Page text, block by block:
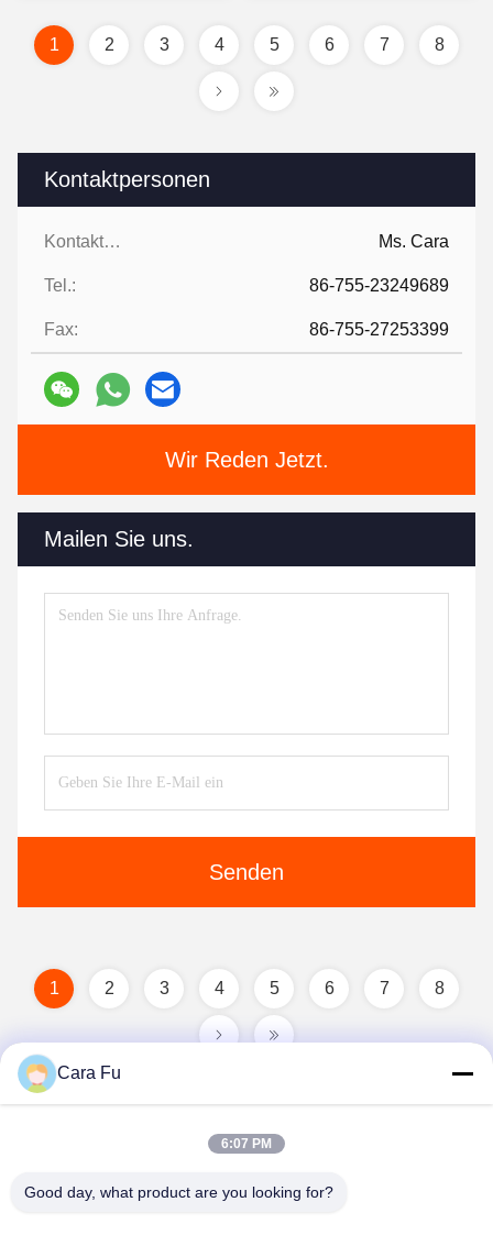
Kontaktpersonen
Kontaktpersonen: Ms. Cara
Tel.: 86-755-23249689
Fax: 86-755-27253399
Wir Reden Jetzt.
Mailen Sie uns.
Senden
Farben Gleichmäßig
1 2 3 4 5 6 7 8
1 2 3 4 5 6 7 8
Cara Fu
6:07 PM
Good day, what product are you looking for?